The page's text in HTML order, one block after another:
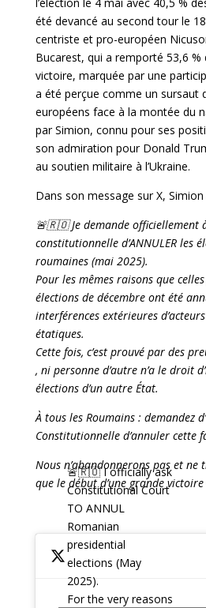
été devancé au second tour le
centriste et pro-européen
Bucarest, qui a remporté 53,6 %
victoire, marquée par une
a été perçue comme un sursaut
européens face à la montée du
par Simion, connu pour ses
son admiration pour Donald
au soutien militaire à l’Ukraine.
Dans son message sur X,
🚨🇷🇴 Je demande officiellement
constitutionnelle d’ANNULER les
roumaines (mai 2025).
Pour les mêmes raisons que
élections de décembre ont été
interférences extérieures
étatiques.
Cette fois, c’est prouvé par des
, ni personne d’autre n’a le droit
élections d’un autre État.
À tous les Roumains : demandez
Constitutionnelle d’annuler cette
Nous n’abandonnerons pas et ne
que le début d’une grande
🚨🇷🇴 I officially ask
Constitutional Court
TO ANNUL
Romanian
presidential
elections (May
2025).
For the very reasons